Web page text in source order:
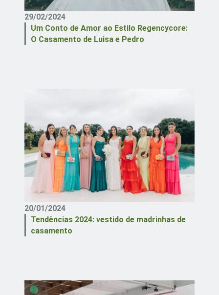
29/02/2024
Um Conto de Amor ao Estilo Regencycore:
O Casamento de Luisa e Pedro
20/01/2024
Tendências 2024: vestido de madrinhas de
casamento